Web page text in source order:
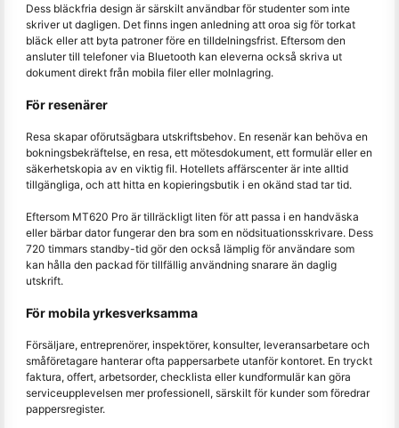
Dess bläckfria design är särskilt användbar för studenter som inte
skriver ut dagligen. Det finns ingen anledning att oroa sig för torkat
bläck eller att byta patroner före en tilldelningsfrist. Eftersom den
ansluter till telefoner via Bluetooth kan eleverna också skriva ut
dokument direkt från mobila filer eller molnlagring.
För resenärer
Resa skapar oförutsägbara utskriftsbehov. En resenär kan behöva en
bokningsbekräftelse, en resa, ett mötesdokument, ett formulär eller en
säkerhetskopia av en viktig fil. Hotellets affärscenter är inte alltid
tillgängliga, och att hitta en kopieringsbutik i en okänd stad tar tid.
Eftersom MT620 Pro är tillräckligt liten för att passa i en handväska
eller bärbar dator fungerar den bra som en nödsituationsskrivare. Dess
720 timmars standby-tid gör den också lämplig för användare som
kan hålla den packad för tillfällig användning snarare än daglig
utskrift.
För mobila yrkesverksamma
Försäljare, entreprenörer, inspektörer, konsulter, leveransarbetare och
småföretagare hanterar ofta pappersarbete utanför kontoret. En tryckt
faktura, offert, arbetsorder, checklista eller kundformulär kan göra
serviceupplevelsen mer professionell, särskilt för kunder som föredrar
pappersregister.